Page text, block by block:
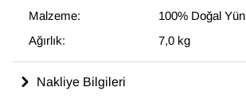
Malzeme:
100% Doğal Yün
Ağırlık:
7,0 kg
Nakliye Bilgileri